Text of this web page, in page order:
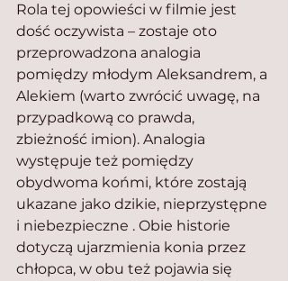
Rola tej opowieści w filmie jest
dość oczywista – zostaje oto
przeprowadzona analogia
pomiędzy młodym Aleksandrem, a
Alekiem (warto zwrócić uwagę, na
przypadkową co prawda,
zbieżność imion). Analogia
występuje też pomiędzy
obydwoma końmi, które zostają
ukazane jako dzikie, nieprzystępne
i niebezpieczne . Obie historie
dotyczą ujarzmienia konia przez
chłopca, w obu też pojawia się